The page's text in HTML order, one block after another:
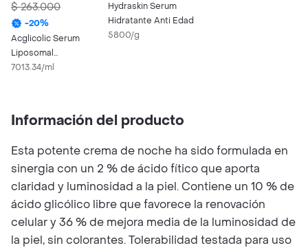
$ 263.000
-20%
Acglicolic Serum
Liposomal
Antienvejecimiento
7013.34/ml
Hydraskin Serum
Hidratante Anti Edad
5800/g
Información del producto
Esta potente crema de noche ha sido formulada en
sinergia con un 2 % de ácido fítico que aporta
claridad y luminosidad a la piel. Contiene un 10 % de
ácido glicólico libre que favorece la renovación
celular y 36 % de mejora media de la luminosidad de
la piel, sin colorantes. Tolerabilidad testada para uso